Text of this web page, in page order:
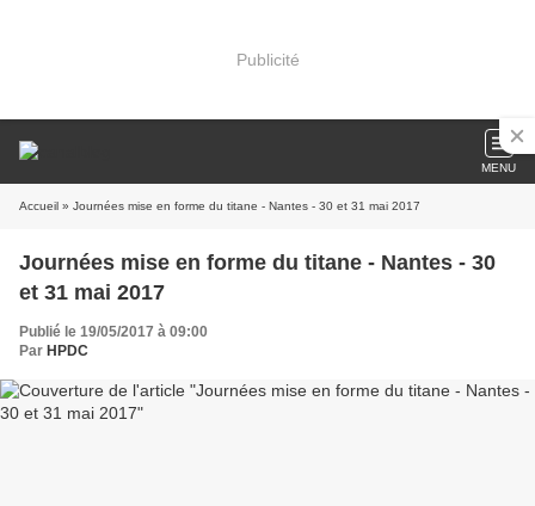
Publicité
MENU
Accueil » Journées mise en forme du titane - Nantes - 30 et 31 mai 2017
Journées mise en forme du titane - Nantes - 30
et 31 mai 2017
Publié le 19/05/2017 à 09:00
Par HPDC